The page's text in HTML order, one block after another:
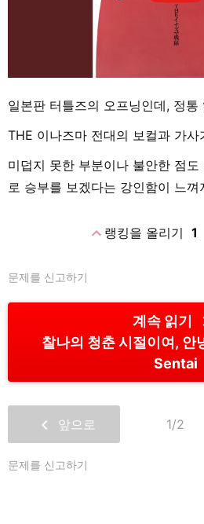
일본판 터틀즈의 오프닝인데, 정통
THE 이나즈마 전대의 보컬과 가사
미덥지 못한 부분이나 불안한 점
로 승부를 보겠다는 강인함이 느껴
expand_less랭킹을 올리기 1
문제를 신고하기
계속 읽기
찰나의 청춘 시절이여, 안
Sentai
chevron_left 앞으로 1/2
문제를 신고하기